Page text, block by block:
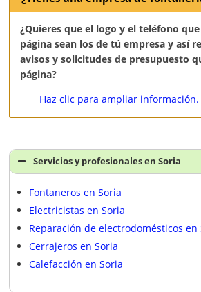
¿Quieres que el logo y el teléfono
página sean los de tú empresa y así
avisos y solicitudes de presupuesto
página?
Haz clic para ampliar información.
Servicios y profesionales en Soria
Fontaneros en Soria
Electricistas en Soria
Reparación de electrodomésticos en
Cerrajeros en Soria
Calefacción en Soria